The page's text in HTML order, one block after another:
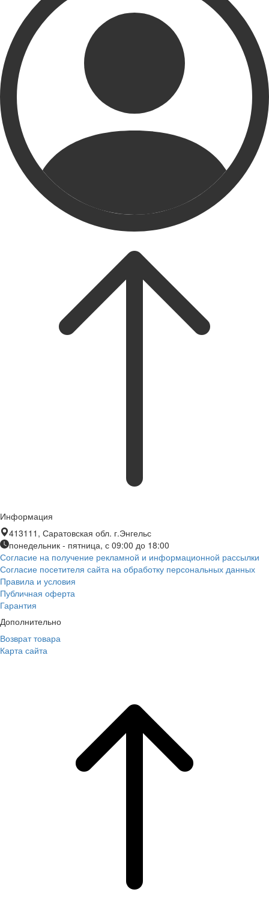
Информация
413111, Саратовская обл. г.Энгельс
понедельник - пятница, с 09:00 до 18:00
Согласие на получение рекламной и информационной рассылки
Согласие посетителя сайта на обработку персональных данных
Правила и условия
Публичная оферта
Гарантия
Дополнительно
Возврат товара
Карта сайта